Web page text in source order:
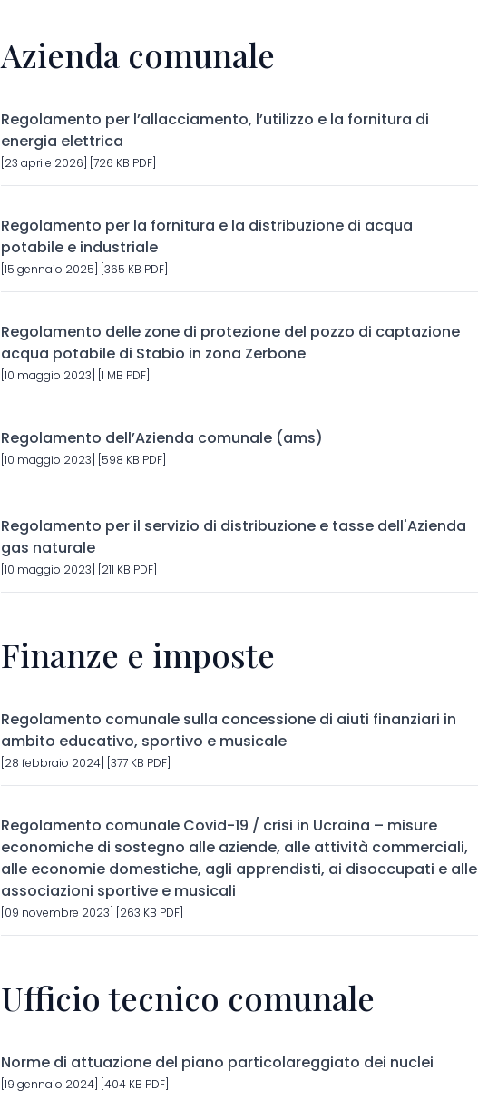
Azienda comunale
Regolamento per l’allacciamento, l’utilizzo e la fornitura di
energia elettrica
[23 aprile 2026] [726 KB PDF]
Regolamento per la fornitura e la distribuzione di acqua
potabile e industriale
[15 gennaio 2025] [365 KB PDF]
Regolamento delle zone di protezione del pozzo di captazione
acqua potabile di Stabio in zona Zerbone
[10 maggio 2023] [1 MB PDF]
Regolamento dell’Azienda comunale (ams)
[10 maggio 2023] [598 KB PDF]
Regolamento per il servizio di distribuzione e tasse dell'Azienda
gas naturale
[10 maggio 2023] [211 KB PDF]
Finanze e imposte
Regolamento comunale sulla concessione di aiuti finanziari in
ambito educativo, sportivo e musicale
[28 febbraio 2024] [377 KB PDF]
Regolamento comunale Covid-19 / crisi in Ucraina – misure
economiche di sostegno alle aziende, alle attività commerciali,
alle economie domestiche, agli apprendisti, ai disoccupati e alle
associazioni sportive e musicali
[09 novembre 2023] [263 KB PDF]
Ufficio tecnico comunale
Norme di attuazione del piano particolareggiato dei nuclei
[19 gennaio 2024] [404 KB PDF]